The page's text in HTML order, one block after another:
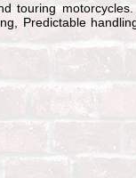
touring
Predictable